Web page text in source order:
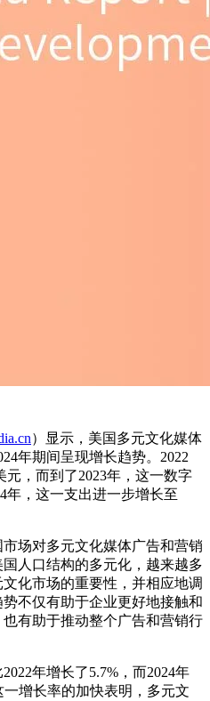
）显示，美国多元文化媒体
年期间呈现增长趋势。2022
元，而到了2023年，这一数字
年，这一支出进一步增长至
对多元文化媒体广告和营销
人口结构的多元化，越来越多
化市场的重要性，并相应地调
不仅有助于企业更好地接触和
有助于推动整个广告和营销行
年增长了5.7%，而2024年
一增长率的加快表明，多元文